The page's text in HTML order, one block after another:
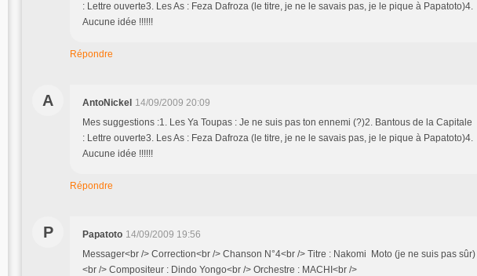
: Lettre ouverte3. Les As : Feza Dafroza (le titre, je ne le savais pas, je le pique à Papatoto)4.
Aucune idée !!!!!!
Répondre
A AntoNickel 14/09/2009 20:09
Mes suggestions :1. Les Ya Toupas : Je ne suis pas ton ennemi (?)2. Bantous de la Capitale
: Lettre ouverte3. Les As : Feza Dafroza (le titre, je ne le savais pas, je le pique à Papatoto)4.
Aucune idée !!!!!!
Répondre
P Papatoto 14/09/2009 19:56
Messager<br /> Correction<br /> Chanson N°4<br /> Titre : Nakomi Moto (je ne suis pas sûr)
<br /> Compositeur : Dindo Yongo<br /> Orchestre : MACHI<br />